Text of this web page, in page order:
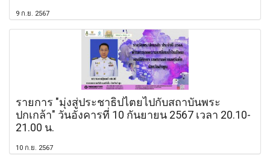
9 ก.ย. 2567
รายการ "มุ่งสู่ประชาธิปไตยไปกับสถาบันพระ
ปกเกล้า" วันอังคารที่ 10 กันยายน 2567 เวลา 20.10-
21.00 น.
10 ก.ย. 2567